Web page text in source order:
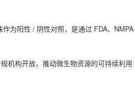
为阳性 / 阴性对照，是通过 FDA、
机构开放，推动微生物资源的可持续利用